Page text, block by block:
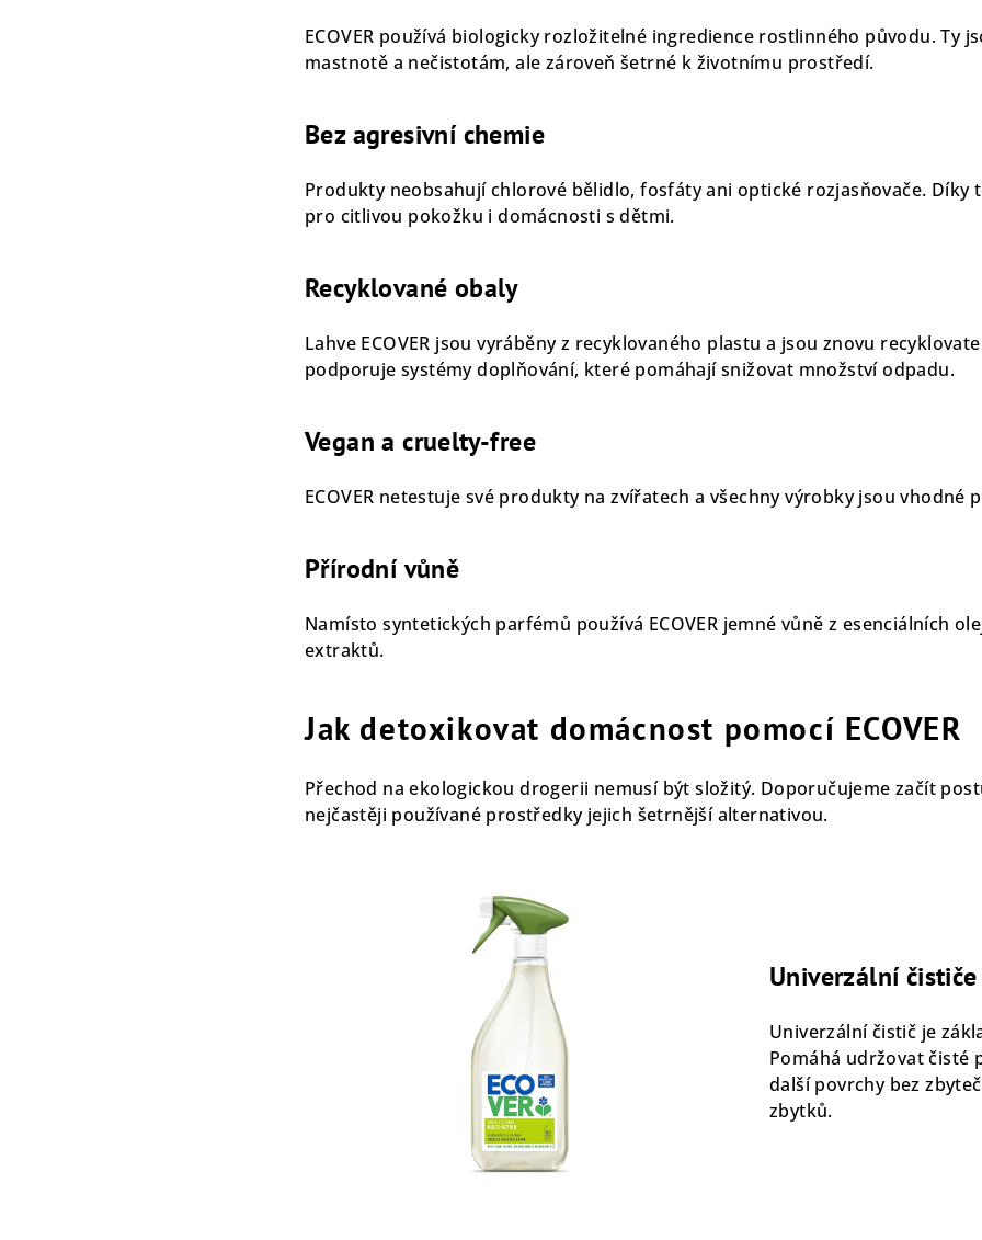
ECOVER používá biologicky rozložitelné ingredience rostlinného původu. Ty
mastnotě a nečistotám, ale zároveň šetrné k životnímu prostředí.
Bez agresivní chemie
Produkty neobsahují chlorové bělidlo, fosfáty ani optické rozjasňovače. Díky
pro citlivou pokožku i domácnosti s dětmi.
Recyklované obaly
Lahve ECOVER jsou vyráběny z recyklovaného plastu a jsou znovu
podporuje systémy doplňování, které pomáhají snižovat množství odpadu.
Vegan a cruelty-free
ECOVER netestuje své produkty na zvířatech a všechny výrobky jsou vhodné
Přírodní vůně
Namísto syntetických parfémů používá ECOVER jemné vůně z esenciálních
extraktů.
Jak detoxikovat domácnost pomocí ECOVER
Přechod na ekologickou drogerii nemusí být složitý. Doporučujeme začít
nejčastěji používané prostředky jejich šetrnější alternativou.
Univerzální čističe
Univerzální čistič je
Pomáhá udržovat čisté
další povrchy bez
zbytků.